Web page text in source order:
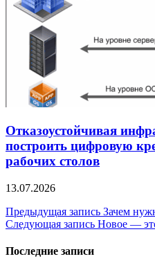
Отказоустойчивая
построить цифровую
рабочих столов
13.07.2026
Навигация
по
записям
Предыдущая запись Зачем
Следующая запись Новое —
Последние записи